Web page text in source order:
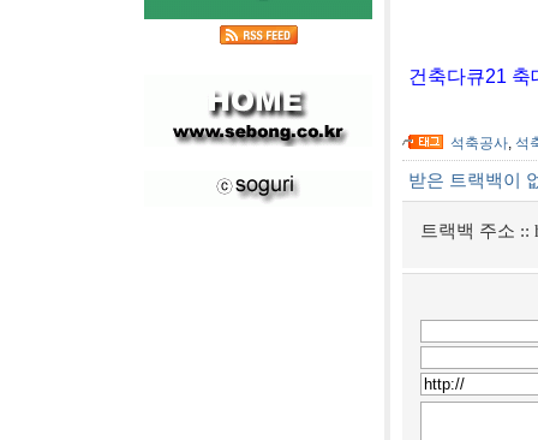
건축다큐21 축
석축공사, 석
받은 트랙백이
트랙백 주소 ::